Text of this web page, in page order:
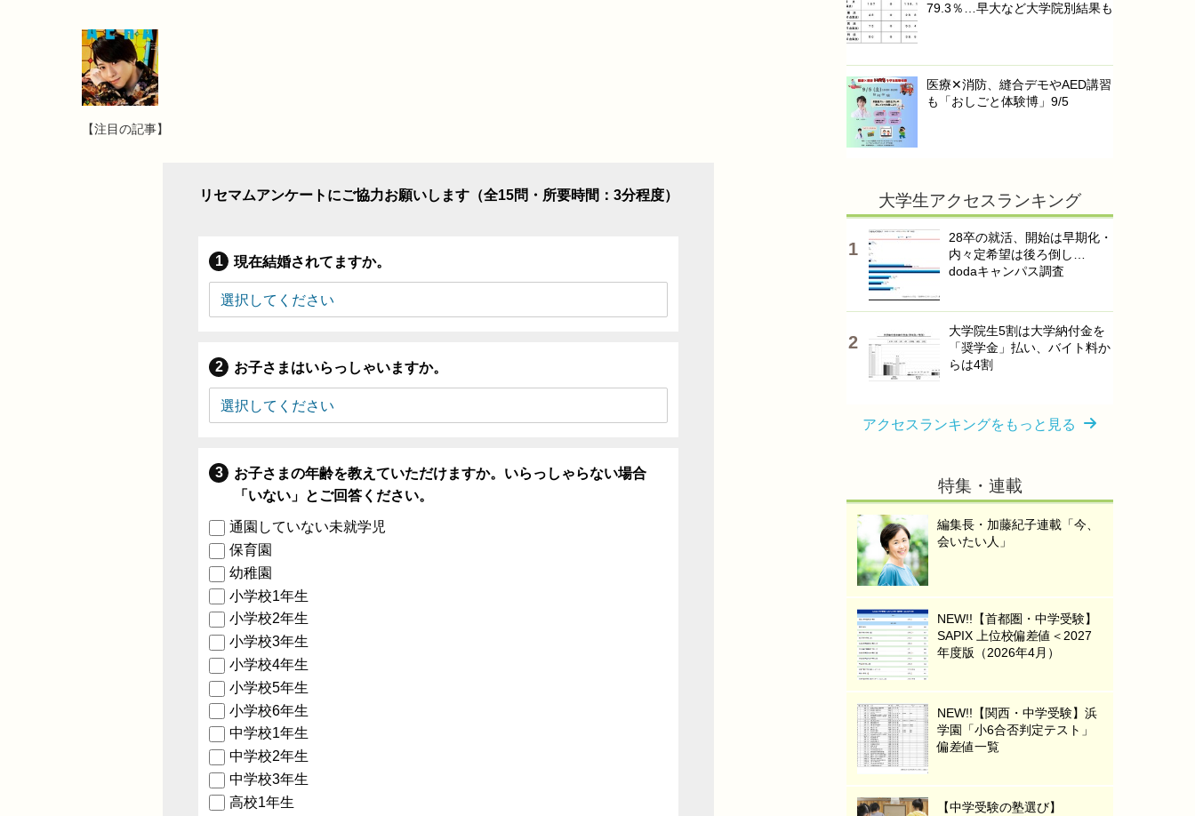
【注目の記事】
リセマムアンケートにご協力お願いします（全15問・所要時間：3分程度）
現在結婚されてますか。
お子さまはいらっしゃいますか。
お子さまの年齢を教えていただけますか。いらっしゃらない場合
「いない」とご回答ください。
通園していない未就学児
保育園
幼稚園
小学校1年生
小学校2年生
小学校3年生
小学校4年生
小学校5年生
小学校6年生
中学校1年生
中学校2年生
中学校3年生
高校1年生
79.3％…早大など大学院別結果も
医療✕消防、縫合デモやAED講習
も「おしごと体験博」9/5
大学生アクセスランキング
28卒の就活、開始は早期化・
内々定希望は後ろ倒し…
dodaキャンパス調査
大学院生5割は大学納付金を
「奨学金」払い、バイト料か
らは4割
アクセスランキングをもっと見る
特集・連載
編集長・加藤紀子連載「今、
会いたい人」
NEW!!【首都圏・中学受験】
SAPIX 上位校偏差値＜2027
年度版（2026年4月）
NEW!!【関西・中学受験】浜
学園「小6合否判定テスト」
偏差値一覧
【中学受験の塾選び】